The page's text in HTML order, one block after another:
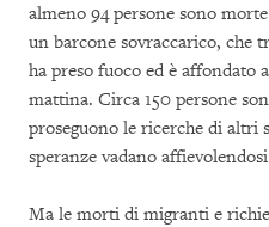
almeno 94 persone sono
un barcone sovraccarico, che
ha preso fuoco ed è affondato
mattina. Circa 150 persone
proseguono le ricerche di altri
speranze vadano
Ma le morti di migranti e